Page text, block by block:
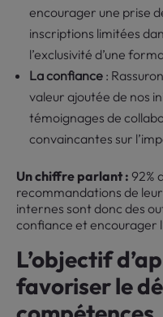
encourager une prise
inscriptions limitées
l’exclusivité d’une
La confiance :
valeur ajoutée de nos
témoignages de
convaincantes sur
Un chiffre parlant : 92%
recommandations de
internes sont donc des
confiance et encourager
L’objectif
favoriser le